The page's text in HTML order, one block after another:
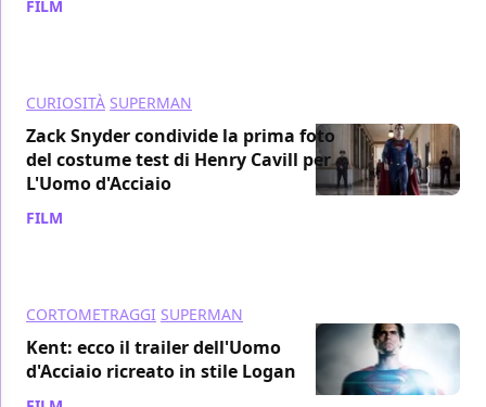
FILM
CURIOSITÀ SUPERMAN
Zack Snyder condivide la prima foto
del costume test di Henry Cavill per
L'Uomo d'Acciaio
FILM
CORTOMETRAGGI SUPERMAN
Kent: ecco il trailer dell'Uomo
d'Acciaio ricreato in stile Logan